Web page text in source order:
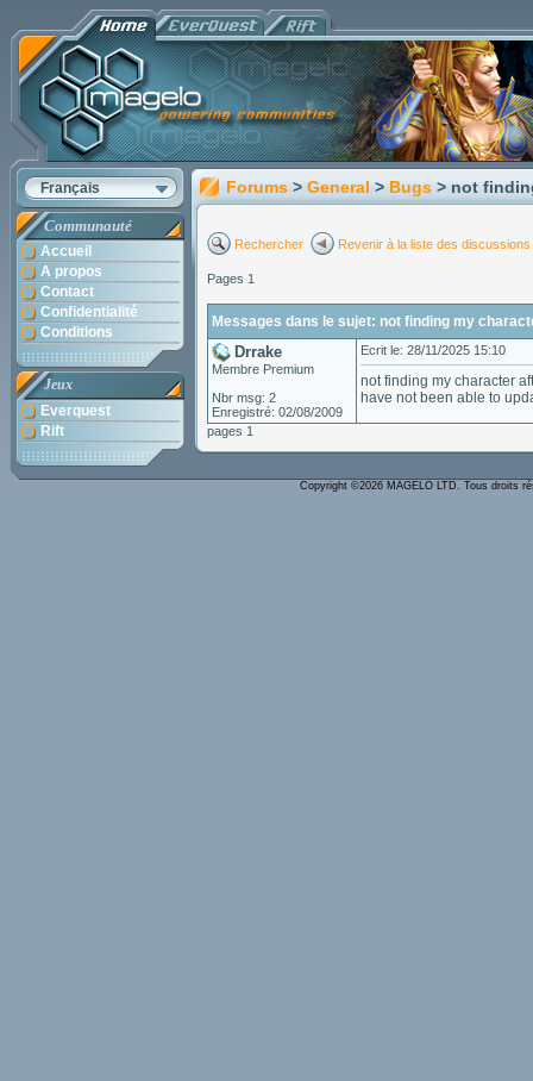
Français
Communauté
Accueil
A propos
Contact
Confidentialité
Conditions
Jeux
Everquest
Rift
Forums > General > Bugs > not
Rechercher Revenir à la liste des discussions
Pages 1
Messages dans le sujet: not finding my
Drrake
Membre Premium
Nbr msg: 2
Enregistré: 02/08/2009
Ecrit le: 28/11/2025 15:10
not finding my character
have not been able to
pages 1
Copyright ©2026 MAGELO LTD. Tous droits